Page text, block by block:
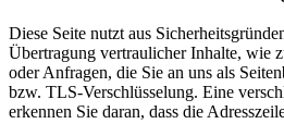
Diese Seite nutzt aus
Übertragung vertraulicher Inhalte, wie
oder Anfragen, die Sie an uns als
bzw. TLS-Verschlüsselung. Eine
erkennen Sie daran, dass die